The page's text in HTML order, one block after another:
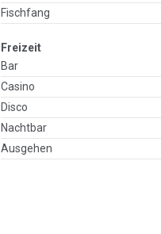
Fischfang
Freizeit
Bar
Casino
Disco
Nachtbar
Ausgehen